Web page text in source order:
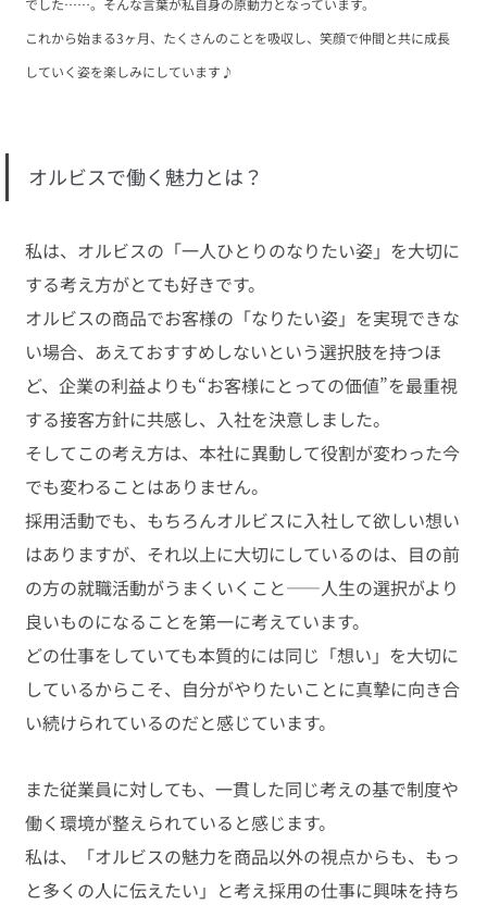
でした……。そんな言葉が私自身の原動力となっています。
これから始まる3ヶ月、たくさんのことを吸収し、笑顔で仲間と共に成長
していく姿を楽しみにしています♪
オルビスで働く魅力とは？
私は、オルビスの「一人ひとりのなりたい姿」を大切に
する考え方がとても好きです。
オルビスの商品でお客様の「なりたい姿」を実現できな
い場合、あえておすすめしないという選択肢を持つほ
ど、企業の利益よりも“お客様にとっての価値”を最重視
する接客方針に共感し、入社を決意しました。
そしてこの考え方は、本社に異動して役割が変わった今
でも変わることはありません。
採用活動でも、もちろんオルビスに入社して欲しい想い
はありますが、それ以上に大切にしているのは、目の前
の方の就職活動がうまくいくこと――人生の選択がより
良いものになることを第一に考えています。
どの仕事をしていても本質的には同じ「想い」を大切に
しているからこそ、自分がやりたいことに真摯に向き合
い続けられているのだと感じています。
また従業員に対しても、一貫した同じ考えの基で制度や
働く環境が整えられていると感じます。
私は、「オルビスの魅力を商品以外の視点からも、もっ
と多くの人に伝えたい」と考え採用の仕事に興味を持ち